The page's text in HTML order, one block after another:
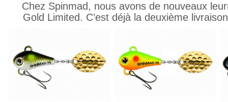
Chez Spinmad, nous avons de nouveaux
Gold Limited. C’est déjà la deuxième